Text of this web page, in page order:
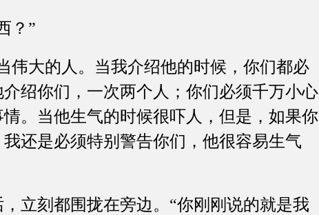
？”
大的人。当我介绍他的时候，你们都必
绍你们，一次两个人；你们必须千万小心
。当他生气的时候很吓人，但是，如果你
还是必须特别警告你们，他很容易生气
刻都围拢在旁边。“你刚刚说的就是我